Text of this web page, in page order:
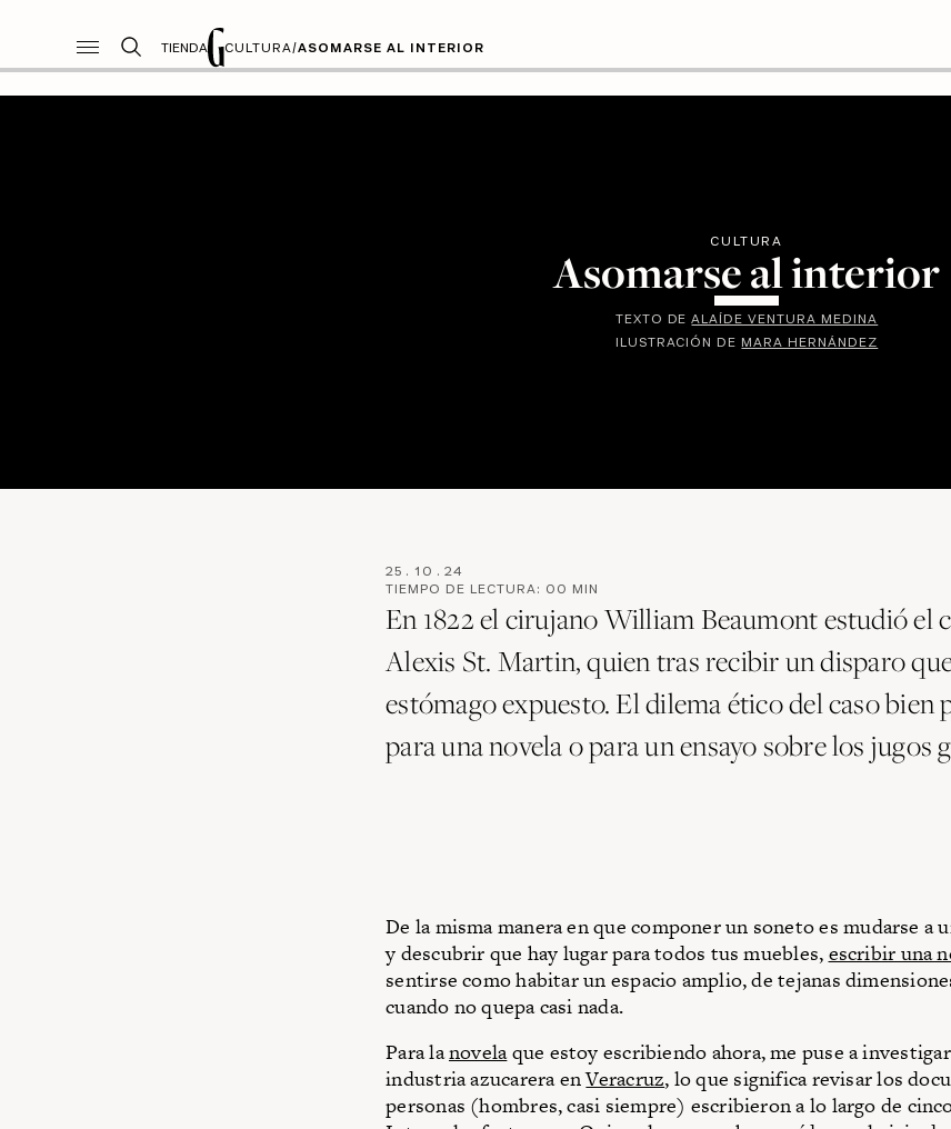
TIENDA CULTURA/ASOMARSE AL INTERIOR
CULTURA
Asomarse al interior
TEXTO DEALAÍDE VENTURA MEDINA
ILUSTRACIÓN DE MARA HERNÁNDEZ
25 . 10 . 24
TIEMPO DE LECTURA: 00 MIN
En 1822 el cirujano William Beaumont estudió el
Alexis St. Martin, quien tras recibir un disparo
estómago expuesto. El dilema ético del caso bien
para una novela o para un ensayo sobre los jugos
De la misma manera en que componer un soneto es mudarse a
y descubrir que hay lugar para todos tus muebles, escribir una
sentirse como habitar un espacio amplio, de tejanas
cuando no quepa casi nada.
Para lanovelaque estoy escribiendo ahora, me puse a
industria azucarera enVeracruz, lo que significa revisar los
personas (hombres, casi siempre) escribieron a lo largo de